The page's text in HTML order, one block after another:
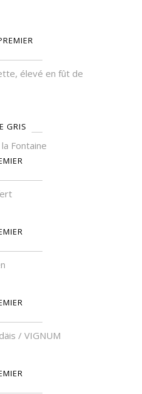
élevé en fût de
GRIS
Fontaine
/ VIGNUM